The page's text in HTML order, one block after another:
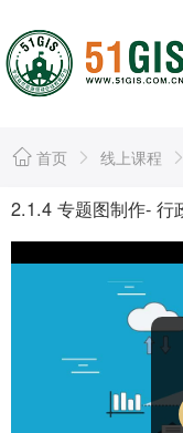
工具 Tools
证书专栏
行业资讯 Information
资源库 Resource
Usercenter
首页 线上课程
2.1.4 专题图制作- 行